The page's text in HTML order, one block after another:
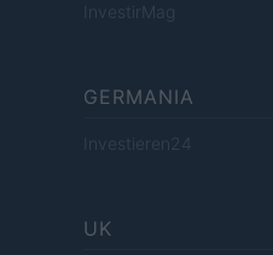
InvestirMag
GERMANIA
Investieren24
UK